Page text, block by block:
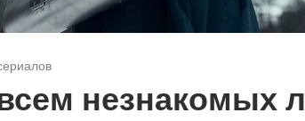
незнакомых